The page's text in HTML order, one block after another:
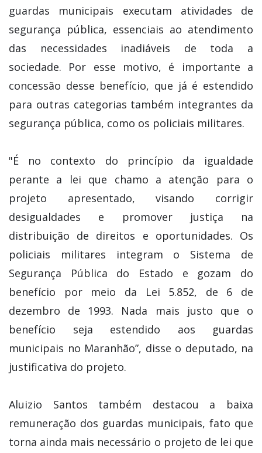
guardas municipais executam atividades de
segurança pública, essenciais ao atendimento
das necessidades inadiáveis de toda a
sociedade. Por esse motivo, é importante a
concessão desse benefício, que já é estendido
para outras categorias também integrantes da
segurança pública, como os policiais militares.
"É no contexto do princípio da igualdade
perante a lei que chamo a atenção para o
projeto apresentado, visando corrigir
desigualdades e promover justiça na
distribuição de direitos e oportunidades. Os
policiais militares integram o Sistema de
Segurança Pública do Estado e gozam do
benefício por meio da Lei 5.852, de 6 de
dezembro de 1993. Nada mais justo que o
benefício seja estendido aos guardas
municipais no Maranhão”, disse o deputado, na
justificativa do projeto.
Aluizio Santos também destacou a baixa
remuneração dos guardas municipais, fato que
torna ainda mais necessário o projeto de lei que